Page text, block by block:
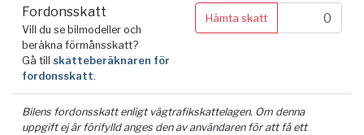
Fordonsskatt
Vill du se bilmodeller och
beräkna förmånsskatt?
Gå till skatteberäknaren för
fordonsskatt.
Hämta skatt
Bilens fordonsskatt enligt vägtrafikskattelagen. Om denna
uppgift ej är förifylld anges den av användaren för att få ett